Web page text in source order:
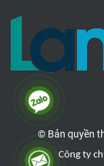
© Bản quyền
Công ty